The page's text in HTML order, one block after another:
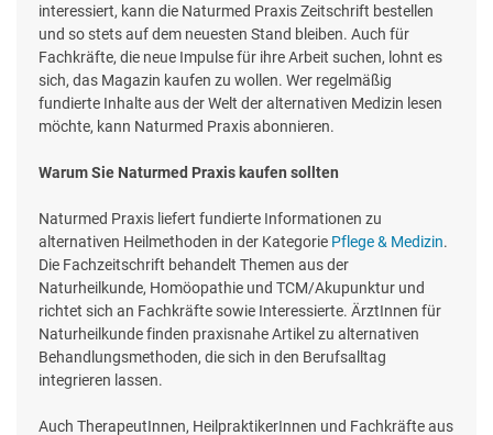
interessiert, kann die Naturmed Praxis Zeitschrift bestellen
und so stets auf dem neuesten Stand bleiben. Auch für
Fachkräfte, die neue Impulse für ihre Arbeit suchen, lohnt es
sich, das Magazin kaufen zu wollen. Wer regelmäßig
fundierte Inhalte aus der Welt der alternativen Medizin lesen
möchte, kann Naturmed Praxis abonnieren.
Warum Sie Naturmed Praxis kaufen sollten
Naturmed Praxis liefert fundierte Informationen zu
alternativen Heilmethoden in der Kategorie Pflege & Medizin.
Die Fachzeitschrift behandelt Themen aus der
Naturheilkunde, Homöopathie und TCM/Akupunktur und
richtet sich an Fachkräfte sowie Interessierte. ÄrztInnen für
Naturheilkunde finden praxisnahe Artikel zu alternativen
Behandlungsmethoden, die sich in den Berufsalltag
integrieren lassen.
Auch TherapeutInnen, HeilpraktikerInnen und Fachkräfte aus